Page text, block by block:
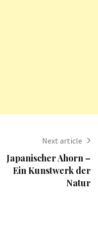
Next article
Japanischer Ahorn –
Ein Kunstwerk der
Natur